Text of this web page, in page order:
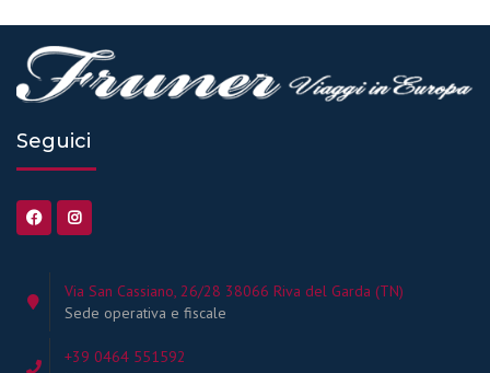
Seguici
Via San Cassiano, 26/28 38066 Riva del Garda (TN)
Sede operativa e fiscale
+39 0464 551592